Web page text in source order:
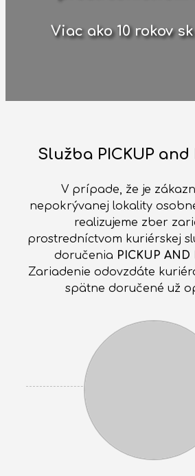
Viac ako10rokov
Služba PICKUP and
V prípade, že je
nepokrývanej lokality
realizujeme zber
prostredníctvom kuriérskej
doručenia PICKUP AND
Zariadenie odovzdáte
spätne doručené už